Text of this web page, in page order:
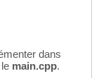
dans
main.cpp.